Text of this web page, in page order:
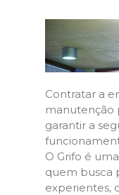
Contratar a
manutenção
garantir a
O Grifo é
quem busca
experientes,